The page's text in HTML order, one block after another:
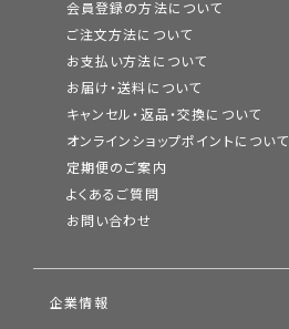
会員登録の方法について
ご注文方法について
お支払い方法について
お届け・送料について
キャンセル・返品・交換について
オンラインショップポイントについて
定期便のご案内
よくあるご質問
お問い合わせ
企業情報